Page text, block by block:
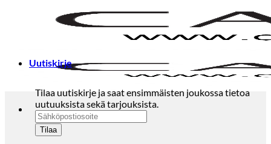
Uutiskirje
Tilaa uutiskirje ja saat ensimmäisten joukossa tietoa
uutuuksista sekä tarjouksista.